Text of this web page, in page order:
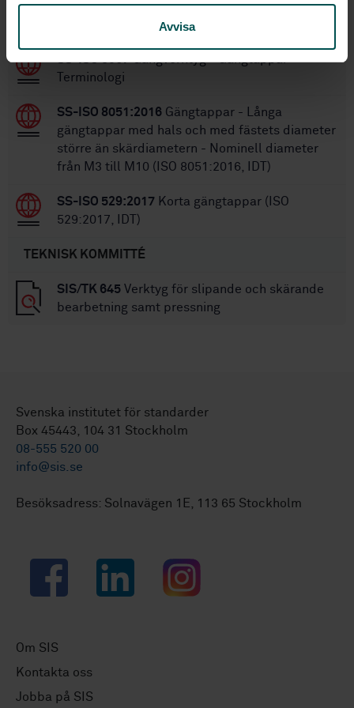
Avvisa
SS-ISO 5967Gängverktyg - Gängtappar -
Terminologi
SS-ISO 8051:2016 Gängtappar - Långa
gängtappar med hals och med fästets diameter
större än skärdiametern - Nominell diameter
från M3 till M10 (ISO 8051:2016, IDT)
SS-ISO 529:2017 Korta gängtappar (ISO
529:2017, IDT)
TEKNISK KOMMITTÉ
SIS/TK 645 Verktyg för slipande och skärande
bearbetning samt pressning
Svenska institutet för standarder
Box 45443, 104 31 Stockholm
08-555 520 00
info@sis.se
Besöksadress: Solnavägen 1E, 113 65 Stockholm
Facebook LinkedIn Instagram
Om SIS
Kontakta oss
Jobba på SIS